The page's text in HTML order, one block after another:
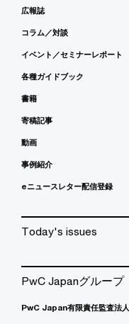
広報誌
コラム／対談
イベント／セミナーレポート
各種ガイドブック
書籍
寄稿記事
動画
事例紹介
eニュースレター配信登録
Today's issues
PwC Japanグループ
PwC Japan有限責任監査法人